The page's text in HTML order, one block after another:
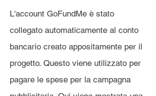
L'account GoFundMe è stato
collegato automaticamente al conto
bancario creato appositamente per il
progetto. Questo viene utilizzato per
pagare le spese per la campagna